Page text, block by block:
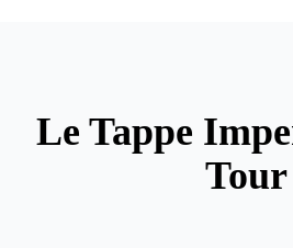
Le Tappe
Tour